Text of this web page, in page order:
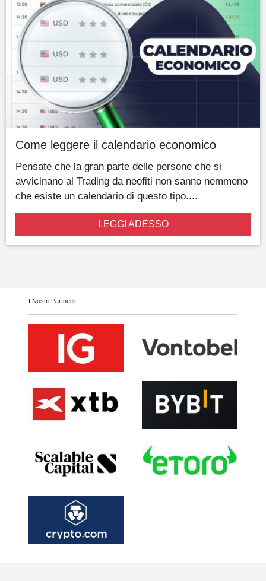
Come leggere il calendario economico
Pensate che la gran parte delle persone che si
avvicinano al Trading da neofiti non sanno nemmeno
che esiste un calendario di questo tipo....
LEGGI ADESSO
I Nostri Partners